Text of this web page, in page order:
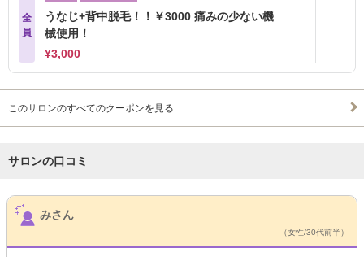
全
員
うなじ+背中脱毛！！￥3000 痛みの少ない機
械使用！
¥3,000
このサロンのすべてのクーポンを見る
サロンの口コミ
サロンPick Up
みさん
（女性/30代前半）